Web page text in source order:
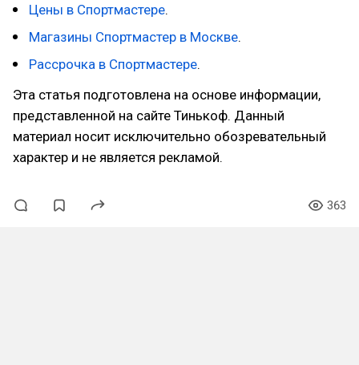
Цены в Спортмастере.
Магазины Спортмастер в Москве.
Рассрочка в Спортмастере.
Эта статья подготовлена на основе информации,
представленной на сайте Тинькоф. Данный
материал носит исключительно обозревательный
характер и не является рекламой.
363